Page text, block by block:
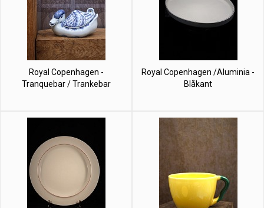
Royal Copenhagen -
Tranquebar / Trankebar
Royal Copenhagen /Aluminia -
Blåkant